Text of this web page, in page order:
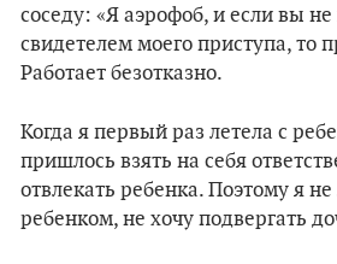
соседу: «Я аэрофоб, и если вы не
свидетелем моего приступа, то
Работает безотказно.
Когда я первый раз летела с
пришлось взять на себя
отвлекать ребенка. Поэтому я
ребенком, не хочу подвергать